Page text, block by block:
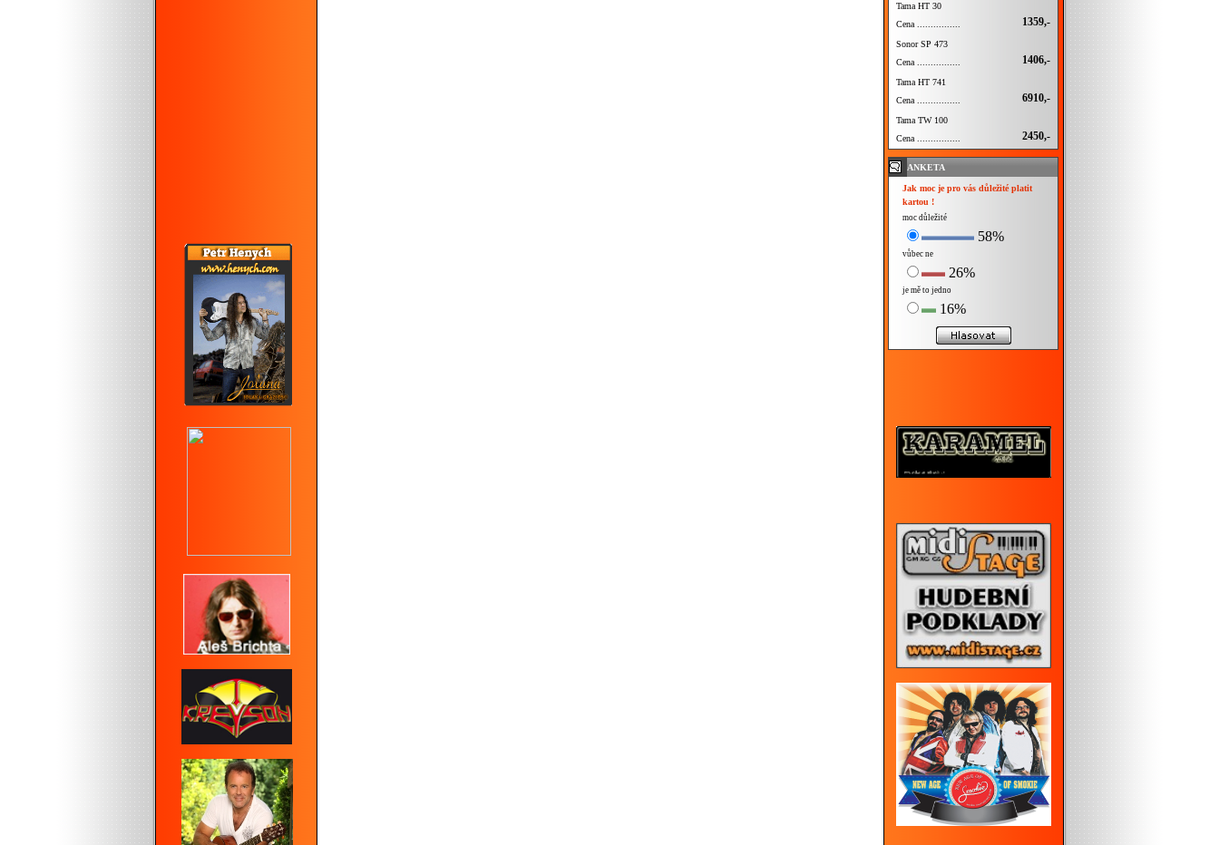
Tama HT 30
Cena ................
1359,-
Sonor SP 473
Cena ................
1406,-
Tama HT 741
Cena ................
6910,-
Tama TW 100
Cena ................
2450,-
ANKETA
Jak moc je pro vás důležité platit
kartou !
moc důležité
58%
vůbec ne
26%
je mě to jedno
16%